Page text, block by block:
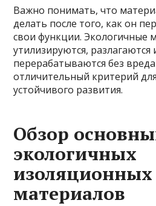
Важно понимать, что
делать после того, как он
свои функции. Экологичные
утилизируются, разлагаются
перерабатываются без
отличительный критерий
устойчивого развития.
Обзор
экологичных
изоляционных
материалов